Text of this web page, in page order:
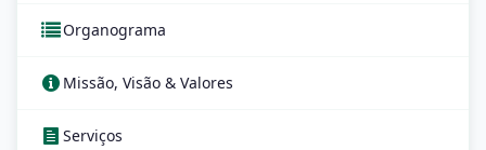
Organograma
Missão, Visão & Valores
Serviços